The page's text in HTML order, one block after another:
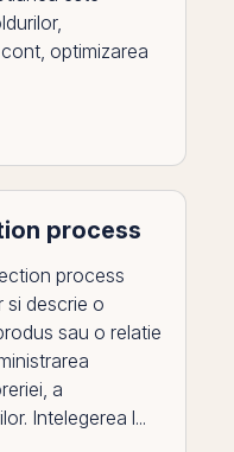
optimizarea
process
process
si descrie o
sau o relatie
a
Intelegerea l...